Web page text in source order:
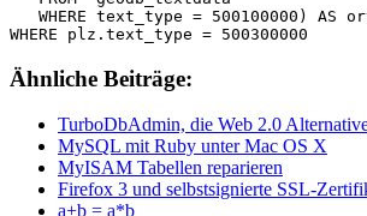
WHERE text_type = 500100000) AS
Ähnliche Beiträge:
TurboDbAdmin, die Web 2.0
MySQL mit Ruby unter Mac OS X
MyISAM Tabellen reparieren
Firefox 3 und selbstsignierte SSL-
a+b = a*b